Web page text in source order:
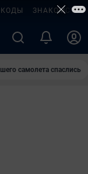
ЗНАКОМСТВА
самолета спаслись